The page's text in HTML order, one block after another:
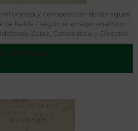
y composición de las aguas
de Nalda / según el ensayo analítico
Zubía, Catedrático y Director
de Logroño (Mss.)